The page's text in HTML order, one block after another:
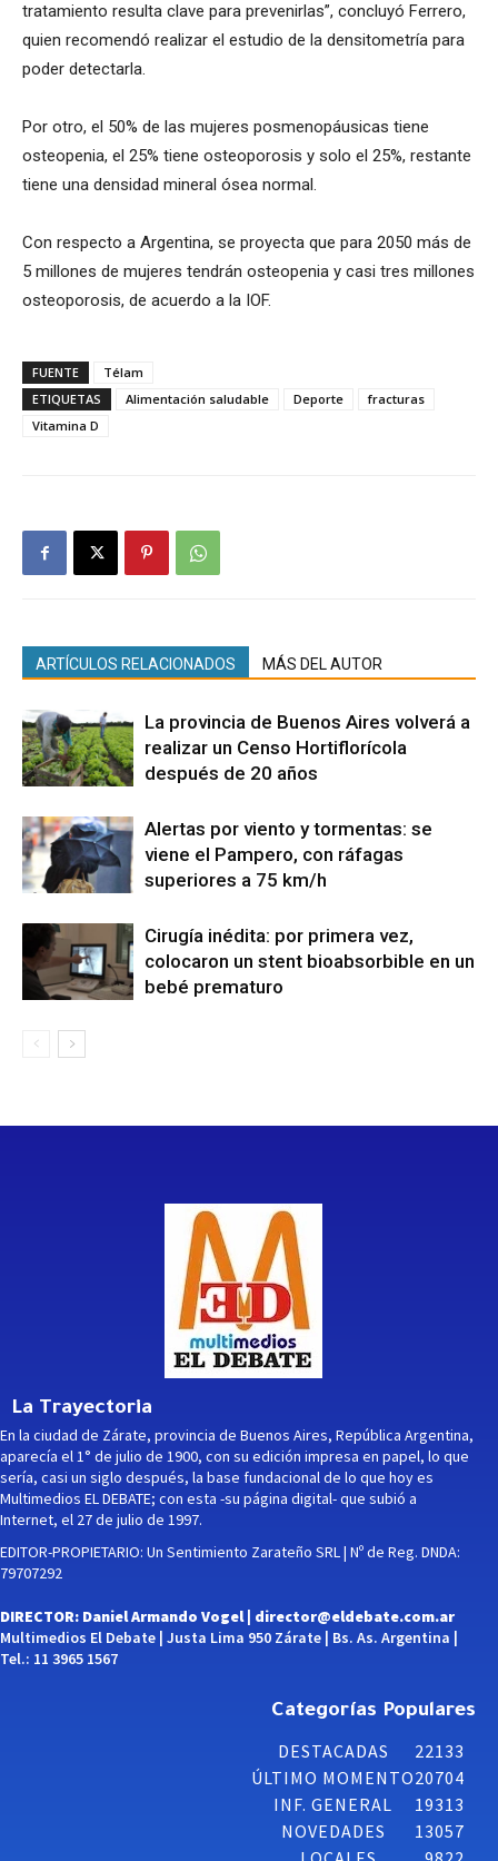
tratamiento resulta clave para prevenirlas”, concluyó Ferrero,
quien recomendó realizar el estudio de la densitometría para
poder detectarla.
Por otro, el 50% de las mujeres posmenopáusicas tiene
osteopenia, el 25% tiene osteoporosis y solo el 25%, restante
tiene una densidad mineral ósea normal.
Con respecto a Argentina, se proyecta que para 2050 más de
5 millones de mujeres tendrán osteopenia y casi tres millones
osteoporosis, de acuerdo a la IOF.
FUENTE
Télam
ETIQUETAS
Alimentación saludable Deporte
fracturas
Vitamina D
ARTÍCULOS RELACIONADOS MÁS DEL AUTOR
La provincia de Buenos Aires volverá a
realizar un Censo Hortiflorícola
después de 20 años
Alertas por viento y tormentas: se
viene el Pampero, con ráfagas
superiores a 75 km/h
Cirugía inédita: por primera vez,
colocaron un stent bioabsorbible en un
bebé prematuro
La Trayectoria
En la ciudad de Zárate, provincia de Buenos Aires, República Argentina,
aparecía el 1° de julio de 1900, con su edición impresa en papel, lo que
sería, casi un siglo después, la base fundacional de lo que hoy es
Multimedios EL DEBATE; con esta -su página digital- que subió a
Internet, el 27 de julio de 1997.
EDITOR-PROPIETARIO: Un Sentimiento Zarateño SRL | Nº de Reg. DNDA:
79707292
DIRECTOR: Daniel Armando Vogel | director@eldebate.com.ar
Multimedios El Debate | Justa Lima 950 Zárate | Bs. As. Argentina |
Tel.: 11 3965 1567
Categorías Populares
DESTACADAS
22133
ÚLTIMO MOMENTO20704
INF. GENERAL
19313
NOVEDADES
13057